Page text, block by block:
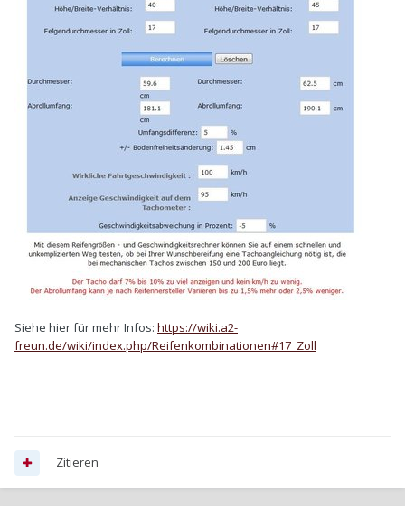
Siehe hier für mehr Infos: https://wiki.a2-
freun.de/wiki/index.php/Reifenkombinationen#17_Zoll
Zitieren